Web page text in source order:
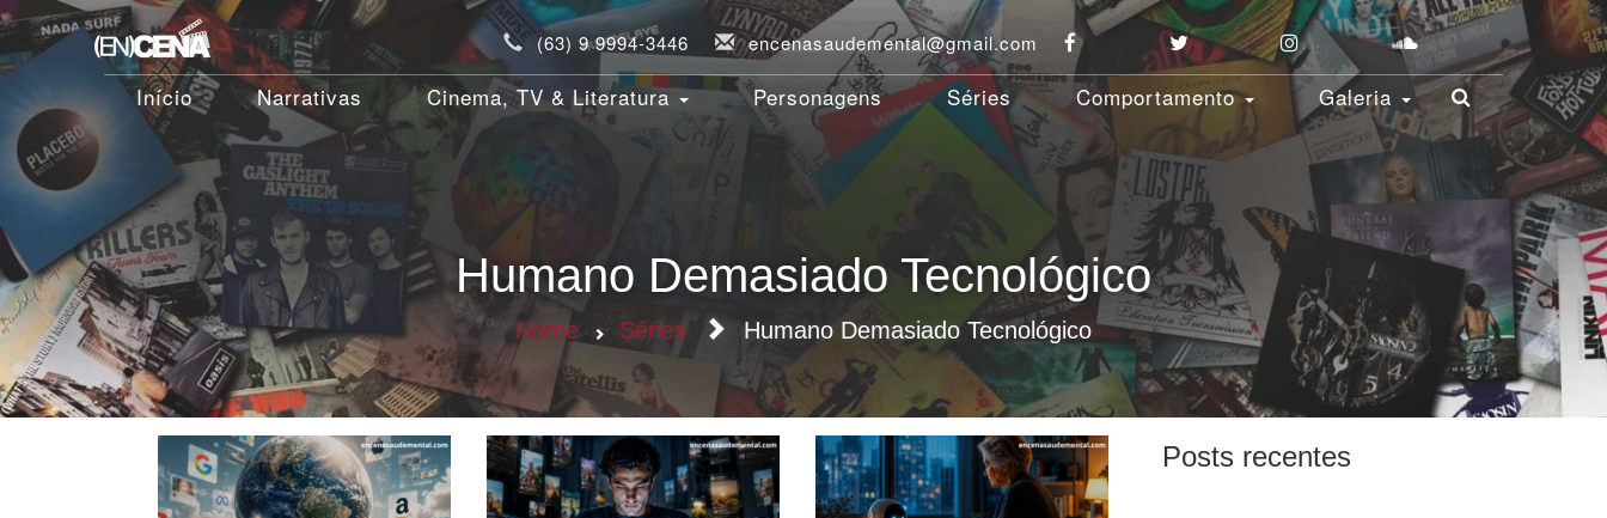
(63) 9 9994-3446 encenasaudemental@gmail.com
Início Narrativas Cinema, TV & Literatura Personagens Séries Comportamento Galeria
Humano Demasiado Tecnológico
Home Séries Humano Demasiado Tecnológico
Posts recentes